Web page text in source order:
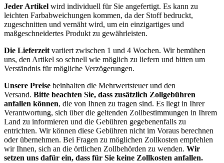
Jeder Artikel wird individuell für Sie angefertigt. Es kann zu
leichten Farbabweichungen kommen, da der Stoff bedruckt,
zugeschnitten und vernäht wird, um ein einzigartiges und
maßgeschneidertes Produkt zu gewährleisten.
Die Lieferzeit variiert zwischen 1 und 4 Wochen. Wir bemühen
uns, den Artikel so schnell wie möglich zu liefern und bitten um
Verständnis für mögliche Verzögerungen.
Unsere Preise beinhalten die Mehrwertsteuer und den
Versand. Bitte beachten Sie, dass zusätzlich Zollgebühren
anfallen können, die von Ihnen zu tragen sind. Es liegt in Ihrer
Verantwortung, sich über die geltenden Zollbestimmungen in Ihrem
Land zu informieren und die Gebühren gegebenenfalls zu
entrichten. Wir können diese Gebühren nicht im Voraus berechnen
oder übernehmen. Bei Fragen zu möglichen Zollkosten empfehlen
wir Ihnen, sich an die örtlichen Zollbehörden zu wenden. Wir
setzen uns dafür ein, dass für Sie keine Zollkosten anfallen.